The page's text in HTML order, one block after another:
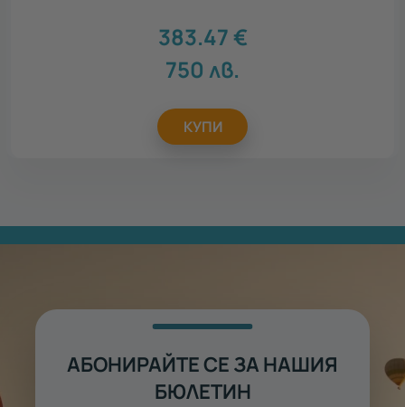
383.47€
750 лв.
КУПИ
АБОНИРАЙТЕ СЕ ЗА НАШИЯ
БЮЛЕТИН